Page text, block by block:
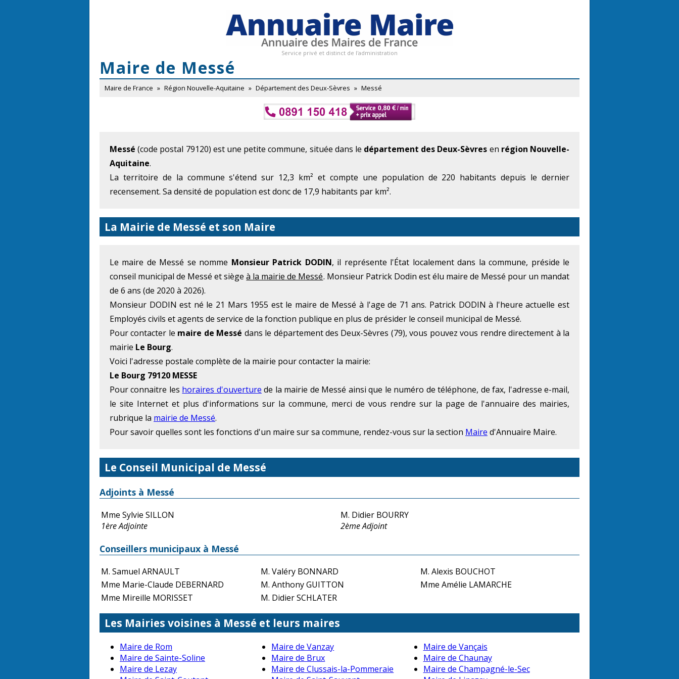
Service privé et distinct de l'administration
Maire de Messé
Maire de France » Région Nouvelle-Aquitaine » Département des Deux-Sèvres » Messé
Messé (code postal 79120) est une petite commune, située dans le département des Deux-Sèvres en région Nouvelle-
Aquitaine.
La territoire de la commune s'étend sur 12,3 km² et compte une population de 220 habitants depuis le dernier
recensement. Sa densité de population est donc de 17,9 habitants par km².
La Mairie de Messé et son Maire
Le maire de Messé se nomme Monsieur Patrick DODIN, il représente l'État localement dans la commune, préside le
conseil municipal de Messé et siègeà la mairie de Messé. Monsieur Patrick Dodin est élu maire de Messé pour un mandat
de 6 ans (de 2020 à 2026).
Monsieur DODIN est né le 21 Mars 1955 est le maire de Messé à l'age de 71 ans. Patrick DODIN à l'heure actuelle est
Employés civils et agents de service de la fonction publique en plus de présider le conseil municipal de Messé.
Pour contacter le maire de Messé dans le département des Deux-Sèvres (79), vous pouvez vous rendre directement à la
mairie Le Bourg.
Voici l'adresse postale complète de la mairie pour contacter la mairie:
Le Bourg 79120 MESSE
Pour connaitre les horaires d'ouverture de la mairie de Messé ainsi que le numéro de téléphone, de fax, l'adresse e-mail,
le site Internet et plus d'informations sur la commune, merci de vous rendre sur la page de l'annuaire des mairies,
rubrique la mairie de Messé.
Pour savoir quelles sont les fonctions d'un maire sur sa commune, rendez-vous sur la section Maire d'Annuaire Maire.
Le Conseil Municipal de Messé
Adjoints à Messé
Mme Sylvie SILLON
1ère Adjointe
M. Didier BOURRY
2ème Adjoint
Conseillers municipaux à Messé
M. Samuel ARNAULT M. Valéry BONNARD
M. Alexis BOUCHOT
Mme Marie-Claude DEBERNARD
M. Anthony GUITTON
Mme Amélie LAMARCHE
Mme Mireille MORISSET
M. Didier SCHLATER
Les Mairies voisines à Messé et leurs maires
Maire de Rom Maire de Vanzay
Maire de Vançais
Maire de Sainte-Soline
Maire de Brux
Maire de Chaunay
Maire de Lezay
Maire de Clussais-la-Pommeraie
Maire de Champagné-le-Sec